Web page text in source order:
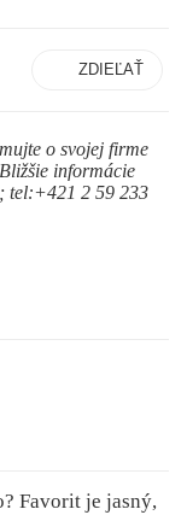
ZDIEĽAŤ
o svojej firme
informácie
; tel:+421 2 59 233
Favorit je jasný,